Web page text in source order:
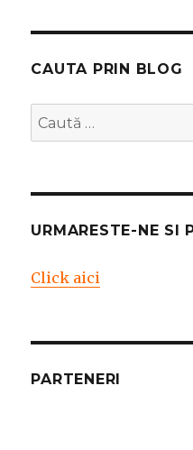
CAUTA PRIN BLOG
Caută
după:
URMARESTE-NE SI
Click aici
PARTENERI